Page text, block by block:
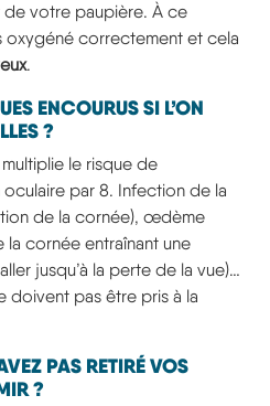
de votre paupière. À ce
oxygéné correctement et cela
.
ENCOURUS SI L’ON
?
le risque de
par 8. Infection de la
de la cornée), œdème
cornée entraînant une
jusqu’à la perte de la vue)…
doivent pas être pris à la
PAS RETIRÉ VOS
?